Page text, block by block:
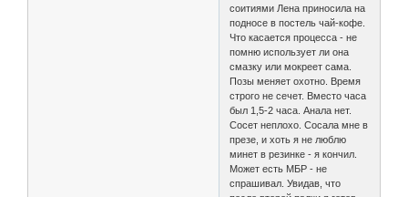
соитиями Лена приносила на
подносе в постель чай-кофе.
Что касается процесса - не
помню использует ли она
смазку или мокреет сама.
Позы меняет охотно. Время
строго не сечет. Вместо часа
был 1,5-2 часа. Анала нет.
Сосет неплохо. Сосала мне в
презе, и хоть я не люблю
минет в резинке - я кончил.
Может есть МБР - не
спрашивал. Увидав, что